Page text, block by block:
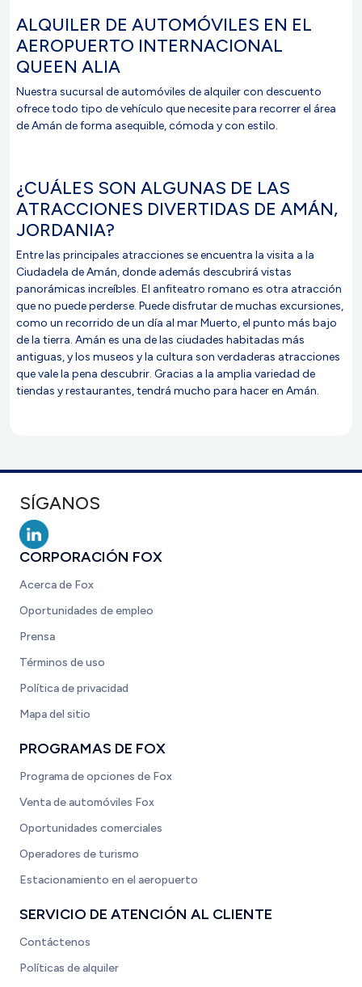
ALQUILER DE AUTOMÓVILES EN EL
AEROPUERTO INTERNACIONAL
QUEEN ALIA
Nuestra sucursal de automóviles de alquiler con descuento
ofrece todo tipo de vehículo que necesite para recorrer el área
de Amán de forma asequible, cómoda y con estilo.
¿CUÁLES SON ALGUNAS DE LAS
ATRACCIONES DIVERTIDAS DE AMÁN,
JORDANIA?
Entre las principales atracciones se encuentra la visita a la
Ciudadela de Amán, donde además descubrirá vistas
panorámicas increíbles. El anfiteatro romano es otra atracción
que no puede perderse. Puede disfrutar de muchas excursiones,
como un recorrido de un día al mar Muerto, el punto más bajo
de la tierra. Amán es una de las ciudades habitadas más
antiguas, y los museos y la cultura son verdaderas atracciones
que vale la pena descubrir. Gracias a la amplia variedad de
tiendas y restaurantes, tendrá mucho para hacer en Amán.
SÍGANOS
CORPORACIÓN FOX
Acerca de Fox
Oportunidades de empleo
Prensa
Términos de uso
Política de privacidad
Mapa del sitio
PROGRAMAS DE FOX
Programa de opciones de Fox
Venta de automóviles Fox
Oportunidades comerciales
Operadores de turismo
Estacionamiento en el aeropuerto
SERVICIO DE ATENCIÓN AL CLIENTE
Contáctenos
Políticas de alquiler